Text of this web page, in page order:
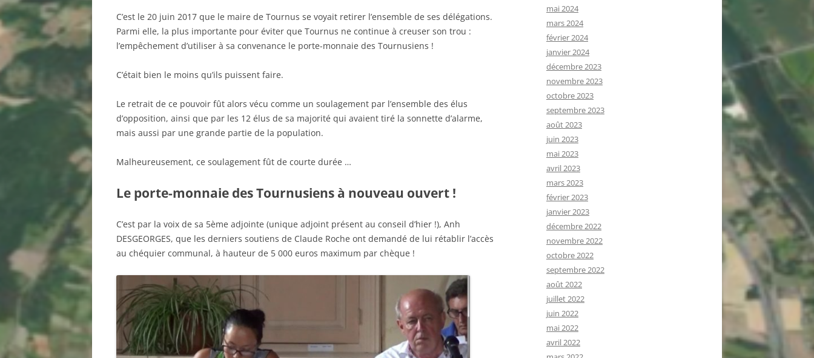
C’est le 20 juin 2017 que le maire de Tournus se voyait retirer l’ensemble de ses délégations.
Parmi elle, la plus importante pour éviter que Tournus ne continue à creuser son trou :
l’empêchement d’utiliser à sa convenance le porte-monnaie des Tournusiens !
C’était bien le moins qu’ils puissent faire.
Le retrait de ce pouvoir fût alors vécu comme un soulagement par l’ensemble des élus
d’opposition, ainsi que par les 12 élus de sa majorité qui avaient tiré la sonnette d’alarme,
mais aussi par une grande partie de la population.
Malheureusement, ce soulagement fût de courte durée …
Le porte-monnaie des Tournusiens à nouveau ouvert !
C’est par la voix de sa 5ème adjointe (unique adjoint présent au conseil d’hier !), Anh
DESGEORGES, que les derniers soutiens de Claude Roche ont demandé de lui rétablir l’accès
au chéquier communal, à hauteur de 5 000 euros maximum par chèque !
mai 2024
mars 2024
février 2024
janvier 2024
décembre 2023
novembre 2023
octobre 2023
septembre 2023
août 2023
juin 2023
mai 2023
avril 2023
mars 2023
février 2023
janvier 2023
décembre 2022
novembre 2022
octobre 2022
septembre 2022
août 2022
juillet 2022
juin 2022
mai 2022
avril 2022